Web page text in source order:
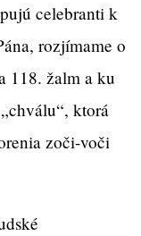
celebranti k
rozjímame o
118. žalm a ku
ktorá
zoči-voči